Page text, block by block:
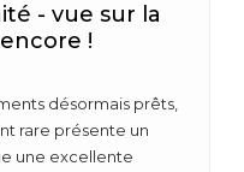
- vue sur la
!
désormais prêts,
rare présente un
une excellente